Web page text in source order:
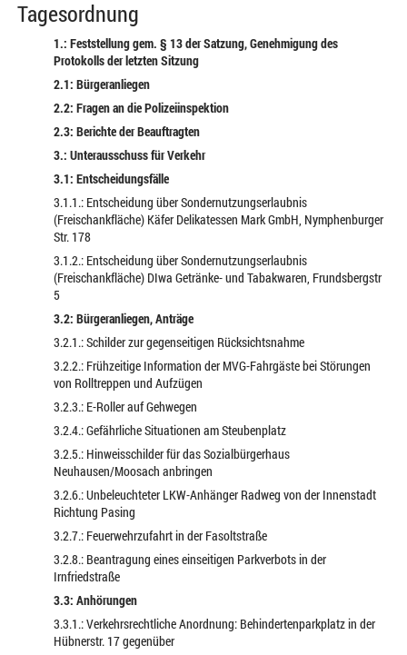
Tagesordnung
1.: Feststellung gem. § 13 der Satzung, Genehmigung des
Protokolls der letzten Sitzung
2.1: Bürgeranliegen
2.2: Fragen an die Polizeiinspektion
2.3: Berichte der Beauftragten
3.: Unterausschuss für Verkehr
3.1: Entscheidungsfälle
3.1.1.: Entscheidung über Sondernutzungserlaubnis
(Freischankfläche) Käfer Delikatessen Mark GmbH, Nymphenburger
Str. 178
3.1.2.: Entscheidung über Sondernutzungserlaubnis
(Freischankfläche) DIwa Getränke- und Tabakwaren, Frundsbergstr
5
3.2: Bürgeranliegen, Anträge
3.2.1.: Schilder zur gegenseitigen Rücksichtsnahme
3.2.2.: Frühzeitige Information der MVG-Fahrgäste bei Störungen
von Rolltreppen und Aufzügen
3.2.3.: E-Roller auf Gehwegen
3.2.4.: Gefährliche Situationen am Steubenplatz
3.2.5.: Hinweisschilder für das Sozialbürgerhaus
Neuhausen/Moosach anbringen
3.2.6.: Unbeleuchteter LKW-Anhänger Radweg von der Innenstadt
Richtung Pasing
3.2.7.: Feuerwehrzufahrt in der Fasoltstraße
3.2.8.: Beantragung eines einseitigen Parkverbots in der
Irnfriedstraße
3.3: Anhörungen
3.3.1.: Verkehrsrechtliche Anordnung: Behindertenparkplatz in der
Hübnerstr. 17 gegenüber